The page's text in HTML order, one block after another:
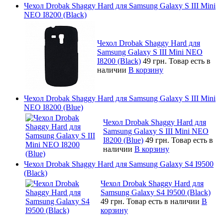
Чехол Drobak Shaggy Hard для Samsung Galaxy S III Mini
NEO I8200 (Black)
Чехол Drobak Shaggy Hard для
Samsung Galaxy S III Mini NEO
I8200 (Black) 49 грн. Товар есть в
наличии В корзину
Чехол Drobak Shaggy Hard для Samsung Galaxy S III Mini
NEO I8200 (Blue)
Чехол Drobak Shaggy Hard для
Samsung Galaxy S III Mini NEO
I8200 (Blue) 49 грн. Товар есть в
наличии В корзину
Чехол Drobak Shaggy Hard для Samsung Galaxy S4 I9500
(Black)
Чехол Drobak Shaggy Hard для
Samsung Galaxy S4 I9500 (Black)
49 грн. Товар есть в наличии В
корзину